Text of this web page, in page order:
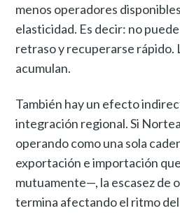
menos operadores
elasticidad. Es decir: no
retraso y recuperarse rápido.
acumulan.
También hay un efecto
integración regional. Si
operando como una sola
exportación e importación
mutuamente—, la escasez de
termina afectando el ritmo